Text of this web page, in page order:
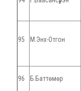
95 М.Энх-Отгон
96 Б.Баттөмөр